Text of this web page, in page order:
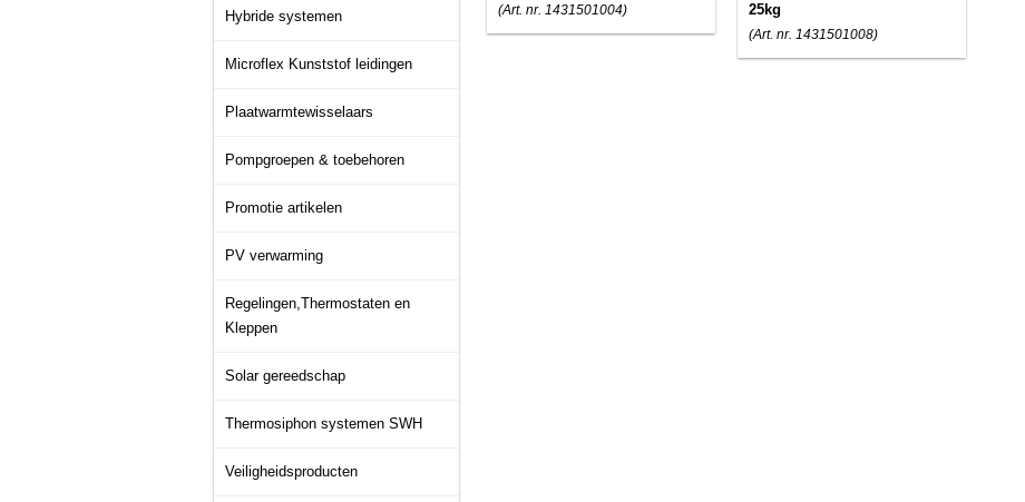
Hybride systemen
Microflex Kunststof leidingen
Plaatwarmtewisselaars
Pompgroepen & toebehoren
Promotie artikelen
PV verwarming
Regelingen,Thermostaten en
Kleppen
Solar gereedschap
Thermosiphon systemen SWH
Veiligheidsproducten
(Art. nr. 1431501004)
25kg
(Art. nr. 1431501008)